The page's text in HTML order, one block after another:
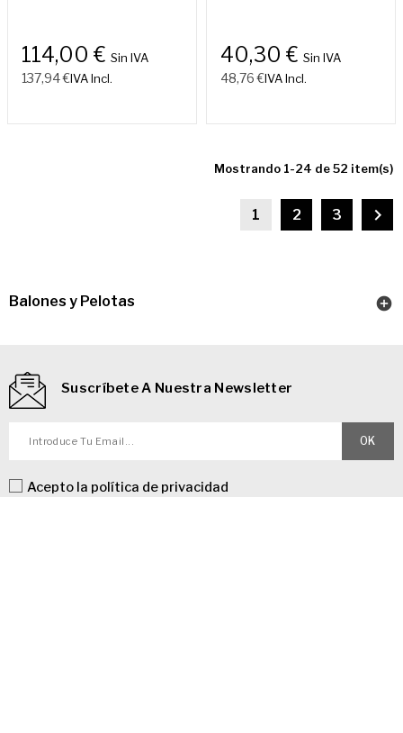
114,00 € Sin IVA
137,94 €IVA Incl.
40,30 € Sin IVA
48,76 €IVA Incl.
Mostrando 1-24 de 52 item(s)
1 2 3 
Balones y Pelotas 
Suscríbete A Nuestra Newsletter
Acepto la política de privacidad